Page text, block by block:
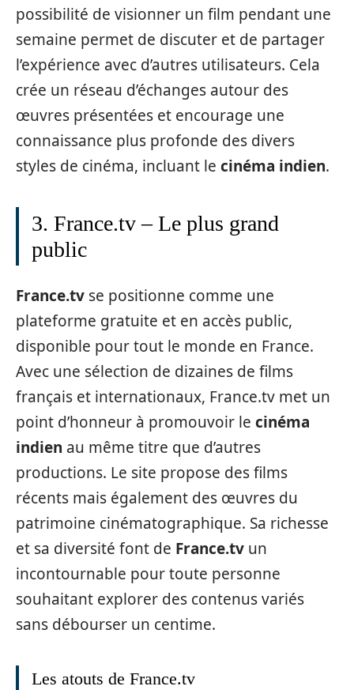
possibilité de visionner un film pendant une
semaine permet de discuter et de partager
l’expérience avec d’autres utilisateurs. Cela
crée un réseau d’échanges autour des
œuvres présentées et encourage une
connaissance plus profonde des divers
styles de cinéma, incluant le cinéma indien.
3. France.tv – Le plus grand
public
France.tv se positionne comme une
plateforme gratuite et en accès public,
disponible pour tout le monde en France.
Avec une sélection de dizaines de films
français et internationaux, France.tv met un
point d’honneur à promouvoir le cinéma
indien au même titre que d’autres
productions. Le site propose des films
récents mais également des œuvres du
patrimoine cinématographique. Sa richesse
et sa diversité font de France.tv un
incontournable pour toute personne
souhaitant explorer des contenus variés
sans débourser un centime.
Les atouts de France.tv